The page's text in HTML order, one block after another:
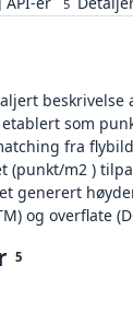
5
beskrivelse
som
fra
(punkt/m2 )
generert
og overflate
5